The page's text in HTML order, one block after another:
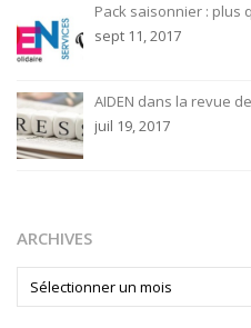
Pack saisonnier : plus
sept 11, 2017
AIDEN dans la revue
juil 19, 2017
ARCHIVES
ARCHIVES